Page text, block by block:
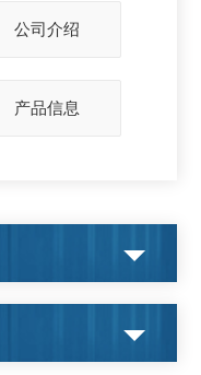
公司介绍
产品信息